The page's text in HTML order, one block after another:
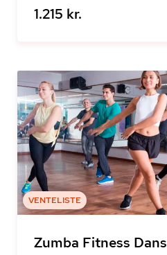
1.215 kr.
VENTELISTE
Zumba Fitness Dans